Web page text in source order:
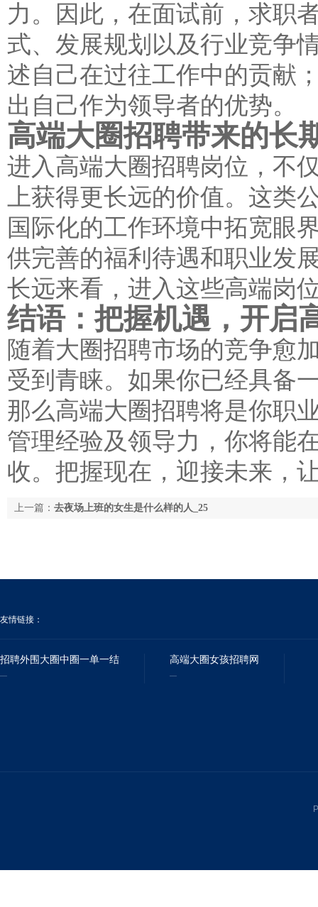
力。因此，在面试前，求职
式、发展规划以及行业竞争
述自己在过往工作中的贡献
出自己作为领导者的优势。
高端大圈招聘带来的长
进入高端大圈招聘岗位，不
上获得更长远的价值。这类
国际化的工作环境中拓宽眼
供完善的福利待遇和职业发
长远来看，进入这些高端岗
结语：把握机遇，开启
随着大圈招聘市场的竞争愈
受到青睐。如果你已经具备
那么高端大圈招聘将是你职
管理经验及领导力，你将能
收。把握现在，迎接未来，
上一篇： 去夜场上班的女生是什么样的人_25
友情链接：
招聘外围大圈中圈一单一结 高端大圈女孩招聘网